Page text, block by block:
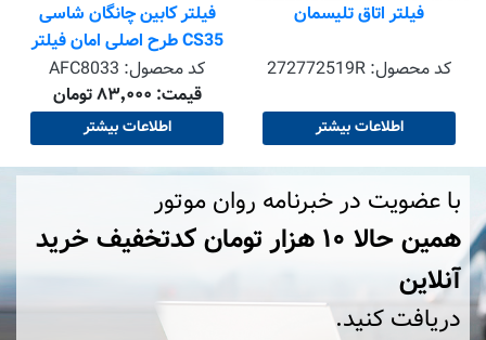
فیلتر اتاق تلیسمان
کد محصول: 272772519R
اطلاعات بیشتر
فیلتر کابین چانگان شاسی
CS35 طرح اصلی امان فیلتر
کد محصول: AFC8033
قیمت: ۸۳٬۰۰۰ تومان
اطلاعات بیشتر
با عضویت در خبرنامه روان موتور
همین حالا ۱۰ هزار تومان کد‌تخفیف خرید
آنلاین
دریافت کنید.